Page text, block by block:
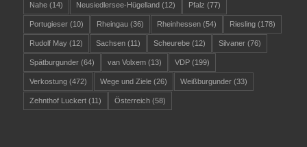
Nahe(14) Neusiedlersee-Hügelland (12) Pfalz (77)
Portugieser(10) Rheingau(36) Rheinhessen(54) Riesling(178)
Rudolf May(12) Sachsen(11) Scheurebe(12) Silvaner(76)
Spätburgunder(64) van Volxem(13) VDP(199)
Verkostung(472) Wege und Ziele(26) Weißburgunder(33)
Zehnthof Luckert(11) Österreich(58)